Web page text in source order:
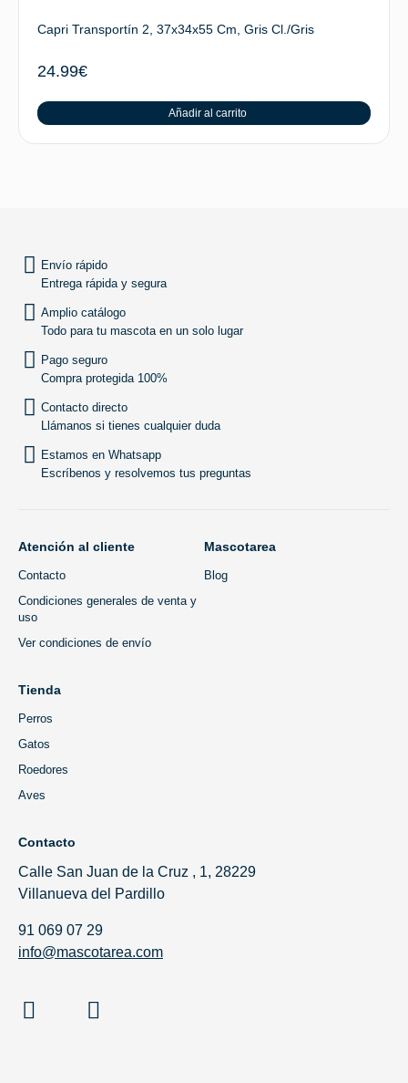
Capri Transportín 2, 37x34x55 Cm, Gris Cl./Gris
24.99€
Añadir al carrito
Envío rápido
Entrega rápida y segura
Amplio catálogo
Todo para tu mascota en un solo lugar
Pago seguro
Compra protegida 100%
Contacto directo
Llámanos si tienes cualquier duda
Estamos en Whatsapp
Escríbenos y resolvemos tus preguntas
Atención al cliente
Contacto
Condiciones generales de venta y
uso
Ver condiciones de envío
Mascotarea
Blog
Tienda
Perros
Gatos
Roedores
Aves
Contacto
Calle San Juan de la Cruz , 1, 28229
Villanueva del Pardillo
91 069 07 29
info@mascotarea.com